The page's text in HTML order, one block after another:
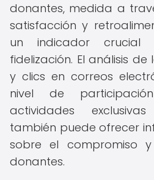
donantes, medida a
satisfacción y
un indicador
fidelización. El análisis
y clics en correos
nivel de
actividades
también puede ofrecer
sobre el compromiso
donantes.